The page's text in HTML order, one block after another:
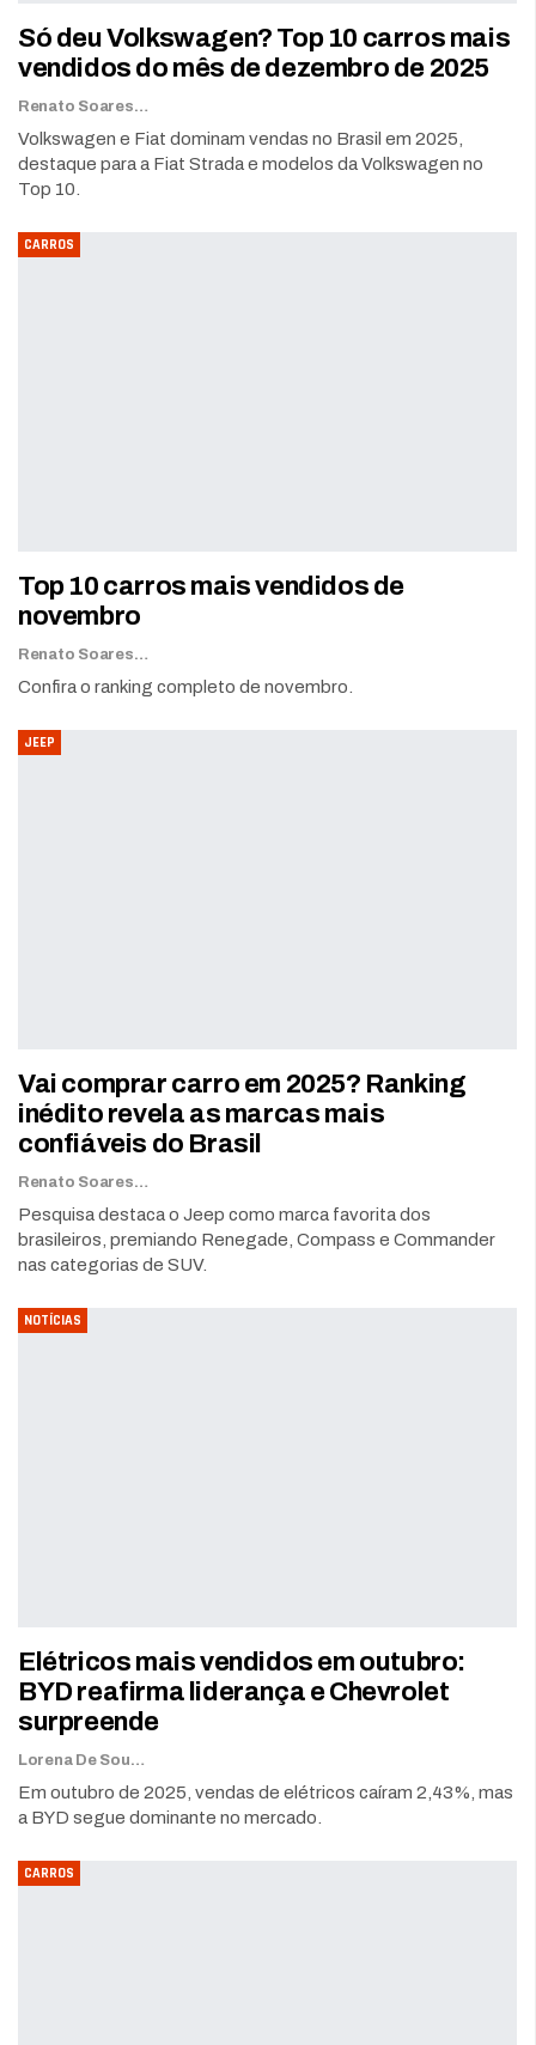
Só deu Volkswagen? Top 10 carros mais
vendidos do mês de dezembro de 2025
Renato Soares
Volkswagen e Fiat dominam vendas no Brasil em 2025,
destaque para a Fiat Strada e modelos da Volkswagen no
Top 10.
CARROS
Top 10 carros mais vendidos de
novembro
Renato Soares
Confira o ranking completo de novembro.
JEEP
Vai comprar carro em 2025? Ranking
inédito revela as marcas mais
confiáveis do Brasil
Renato Soares
Pesquisa destaca o Jeep como marca favorita dos
brasileiros, premiando Renegade, Compass e Commander
nas categorias de SUV.
NOTÍCIAS
Elétricos mais vendidos em outubro:
BYD reafirma liderança e Chevrolet
surpreende
Lorena De Sousa
Em outubro de 2025, vendas de elétricos caíram 2,43%, mas
a BYD segue dominante no mercado.
CARROS